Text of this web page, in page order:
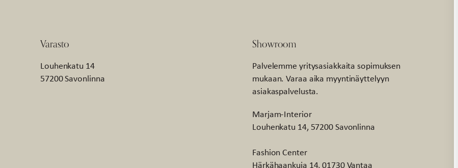
Varasto
Louhenkatu 14
57200 Savonlinna
Showroom
Palvelemme yritysasiakkaita sopimuksen
mukaan. Varaa aika myyntinäyttelyyn
asiakaspalvelusta.
Marjam-Interior
Louhenkatu 14, 57200 Savonlinna
Fashion Center
Härkähaankuja 14, 01730 Vantaa